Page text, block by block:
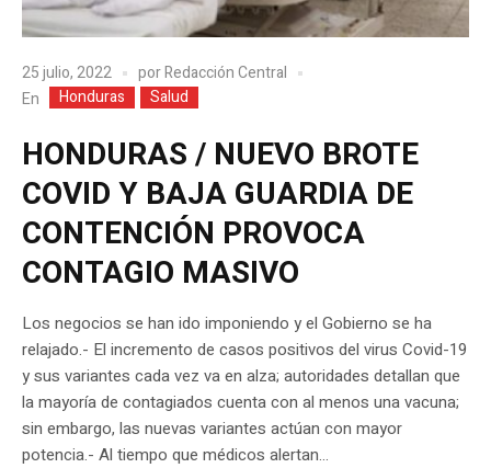
25 julio, 2022 porRedacción Central
En
Honduras Salud
HONDURAS / NUEVO BROTE
COVID Y BAJA GUARDIA DE
CONTENCIÓN PROVOCA
CONTAGIO MASIVO
Los negocios se han ido imponiendo y el Gobierno se ha
relajado.- El incremento de casos positivos del virus Covid-19
y sus variantes cada vez va en alza; autoridades detallan que
la mayoría de contagiados cuenta con al menos una vacuna;
sin embargo, las nuevas variantes actúan con mayor
potencia.- Al tiempo que médicos alertan...